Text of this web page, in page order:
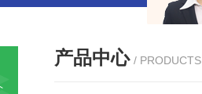
产品中心 / PRODUCTS